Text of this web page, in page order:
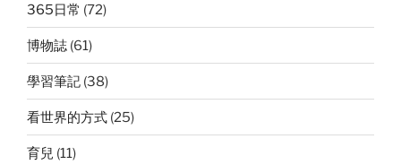
365日常 (72)
博物誌 (61)
學習筆記 (38)
看世界的方式 (25)
育兒 (11)